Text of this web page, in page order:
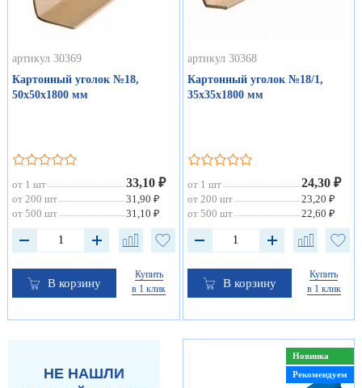
артикул 30369
Картонный уголок №18,
50х50х1800 мм
от 1 шт 33,10 ₽
от 200 шт
31,90 ₽
от 500 шт
31,10 ₽
В корзину
Купить
в 1 клик
артикул 30368
Картонный уголок №18/1,
35х35х1800 мм
от 1 шт 24,30 ₽
от 200 шт
23,20 ₽
от 500 шт
22,60 ₽
В корзину
Купить
в 1 клик
НЕ НАШЛИ
Новинка
Рекомендуем